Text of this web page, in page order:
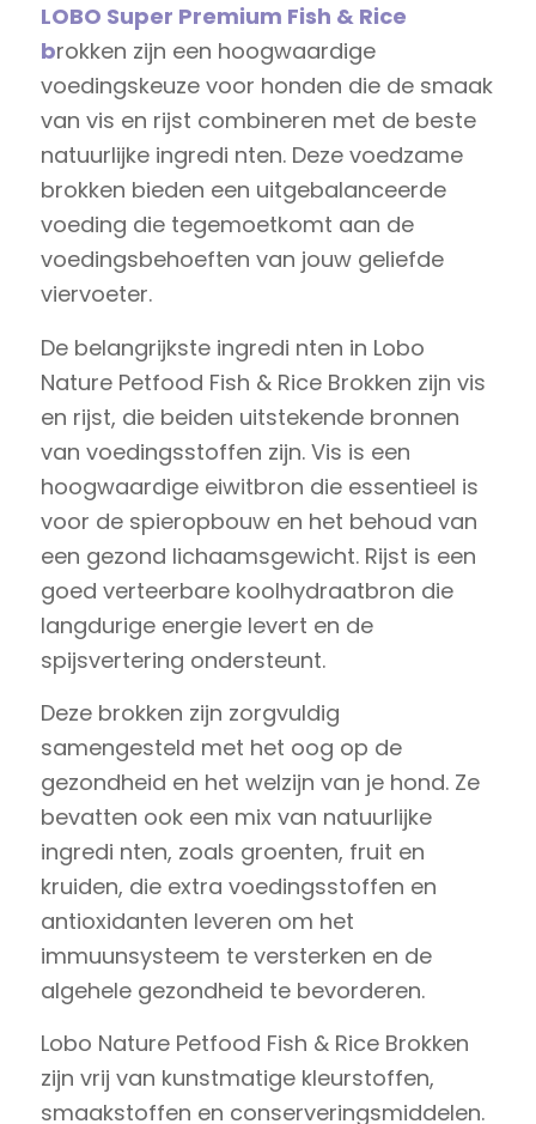
LOBO Super Premium Fish & Rice
brokken zijn een hoogwaardige
voedingskeuze voor honden die de smaak
van vis en rijst combineren met de beste
natuurlijke ingredi nten. Deze voedzame
brokken bieden een uitgebalanceerde
voeding die tegemoetkomt aan de
voedingsbehoeften van jouw geliefde
viervoeter.
De belangrijkste ingredi nten in Lobo
Nature Petfood Fish & Rice Brokken zijn vis
en rijst, die beiden uitstekende bronnen
van voedingsstoffen zijn. Vis is een
hoogwaardige eiwitbron die essentieel is
voor de spieropbouw en het behoud van
een gezond lichaamsgewicht. Rijst is een
goed verteerbare koolhydraatbron die
langdurige energie levert en de
spijsvertering ondersteunt.
Deze brokken zijn zorgvuldig
samengesteld met het oog op de
gezondheid en het welzijn van je hond. Ze
bevatten ook een mix van natuurlijke
ingredi nten, zoals groenten, fruit en
kruiden, die extra voedingsstoffen en
antioxidanten leveren om het
immuunsysteem te versterken en de
algehele gezondheid te bevorderen.
Lobo Nature Petfood Fish & Rice Brokken
zijn vrij van kunstmatige kleurstoffen,
smaakstoffen en conserveringsmiddelen.